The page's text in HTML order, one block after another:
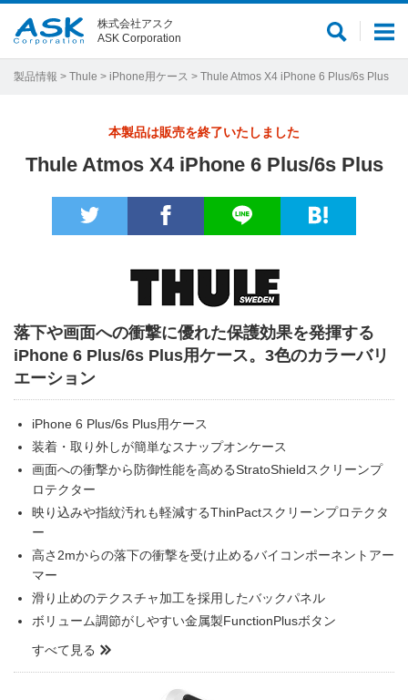
メ
ュ
サ
ト
株式会社アスク
ASK Corporation
製品情報 > Thule > iPhone用ケース > Thule Atmos X4 iPhone 6 Plus/6s Plus
本製品は販売を終了いたしました
Thule Atmos X4 iPhone 6 Plus/6s Plus
落下や画面への衝撃に優れた保護効果を発揮する
iPhone 6 Plus/6s Plus用ケース。3色のカラーバリ
エーション
iPhone 6 Plus/6s Plus用ケース
装着・取り外しが簡単なスナップオンケース
画面への衝撃から防御性能を高めるStratoShieldスクリーンプ
ロテクター
映り込みや指紋汚れも軽減するThinPactスクリーンプロテクタ
ー
高さ2mからの落下の衝撃を受け止めるバイコンポーネントアー
マー
滑り止めのテクスチャ加工を採用したバックパネル
ボリューム調節がしやすい金属製FunctionPlusボタン
すべて見る